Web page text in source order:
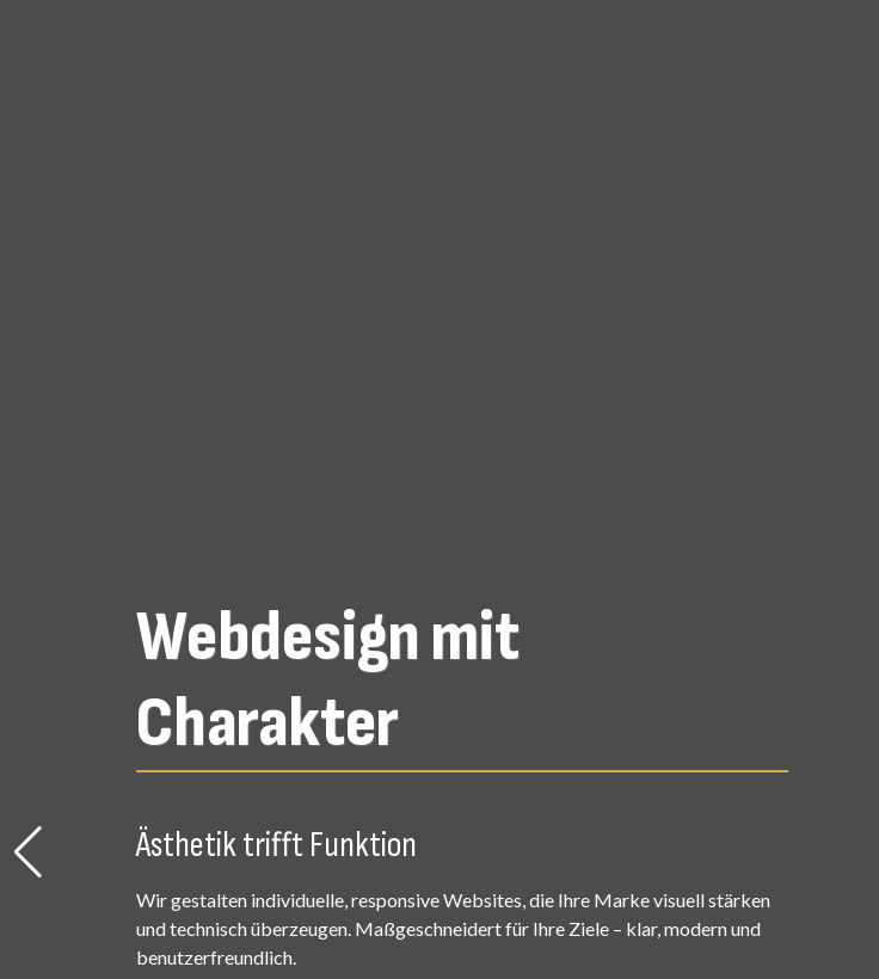
Webdesign mit
Charakter
Ästhetik trifft Funktion
Wir gestalten individuelle, responsive Websites, die Ihre Marke visuell stärken
und technisch überzeugen. Maßgeschneidert für Ihre Ziele – klar, modern und
benutzerfreundlich.